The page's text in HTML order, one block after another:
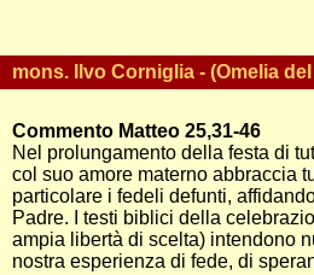
mons. Ilvo Corniglia - (Omelia del
Commento Matteo 25,31-46
Nel prolungamento della festa di
col suo amore materno abbraccia
particolare i fedeli defunti,
Padre. I testi biblici della
ampia libertà di scelta) intendono
nostra esperienza di fede, di